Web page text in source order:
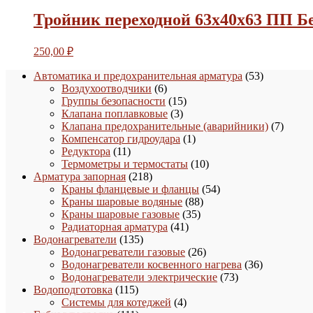
Тройник переходной 63х40х63 ПП
250,00 ₽
Автоматика и предохранительная арматура 5353
Воздухоотводчики 66
товаров
Группы безопасности 1515
товаров
Клапана поплавковые 33
товара
Клапана предохранительные (аварийники) 77
Компенсатор гидроудара 11
Редуктора 1111
товаров
Термометры и термостаты 1010
Арматура запорная 218218
товаров
Краны фланцевые и фланцы 5454
Краны шаровые водяные 8888
товаров
Краны шаровые газовые 3535
Радиаторная арматура 4141
Водонагреватели 135135
товаров
Водонагреватели газовые 2626
товаров
Водонагреватели косвенного нагрева 3636
Водонагреватели электрические 7373
Водоподготовка 115115
товаров
Системы для котеджей 44